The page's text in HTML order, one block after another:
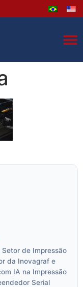
Setor de Impressão
da Inovagraf e
IA na Impressão
Serial